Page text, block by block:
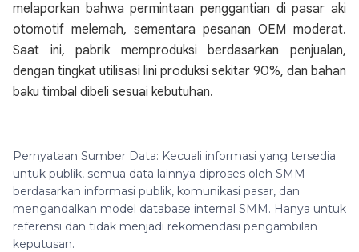
melaporkan bahwa permintaan penggantian di pasar aki
otomotif melemah, sementara pesanan OEM moderat.
Saat ini, pabrik memproduksi berdasarkan penjualan,
dengan tingkat utilisasi lini produksi sekitar 90%, dan bahan
baku timbal dibeli sesuai kebutuhan.
Pernyataan Sumber Data: Kecuali informasi yang tersedia
untuk publik, semua data lainnya diproses oleh SMM
berdasarkan informasi publik, komunikasi pasar, dan
mengandalkan model database internal SMM. Hanya untuk
referensi dan tidak menjadi rekomendasi pengambilan
keputusan.